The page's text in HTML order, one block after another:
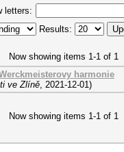
letters:
Results:
Now showing items 1-1 of 1
harmonie
ve Zlíně, 2021-12-01)
Now showing items 1-1 of 1